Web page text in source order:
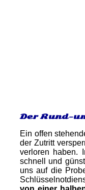
Der Rund-
Ein offen
der Zutritt
verloren haben.
schnell und
uns auf die